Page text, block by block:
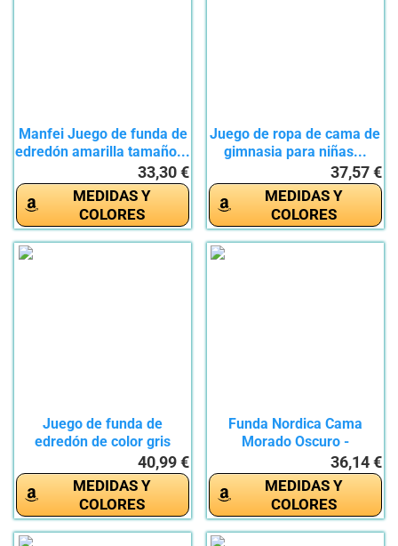
Manfei Juego de funda de
edredón amarilla tamaño...
33,30 €
MEDIDAS Y
COLORES
Juego de ropa de cama de
gimnasia para niñas...
37,57 €
MEDIDAS Y
COLORES
Juego de funda de
edredón de color gris
plateado,...40,99 €
MEDIDAS Y
COLORES
Funda Nordica Cama
Morado Oscuro -
Moderno...36,14 €
MEDIDAS Y
COLORES